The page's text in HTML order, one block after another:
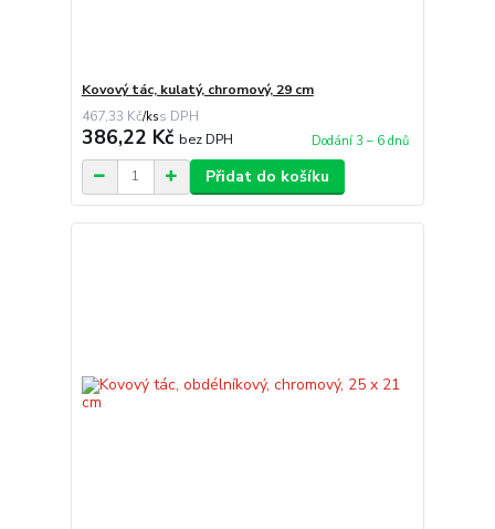
Kovový tác, kulatý, chromový, 29 cm
467,33 Kč/ks
386,22 Kč bez DPH Dodání 3 – 6 dnů
Přidat do košíku